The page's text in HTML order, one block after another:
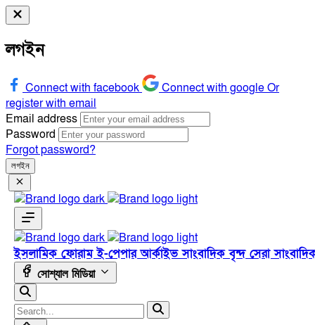
লগইন
Connect with facebook Connect with googleOr
register with email
Email address
Password
Forgot password?
লগইন
ইসলামিক ফোরামই-পেপারআর্কাইভসাংবাদিক বৃন্দসেরা
সোশ্যাল মিডিয়া